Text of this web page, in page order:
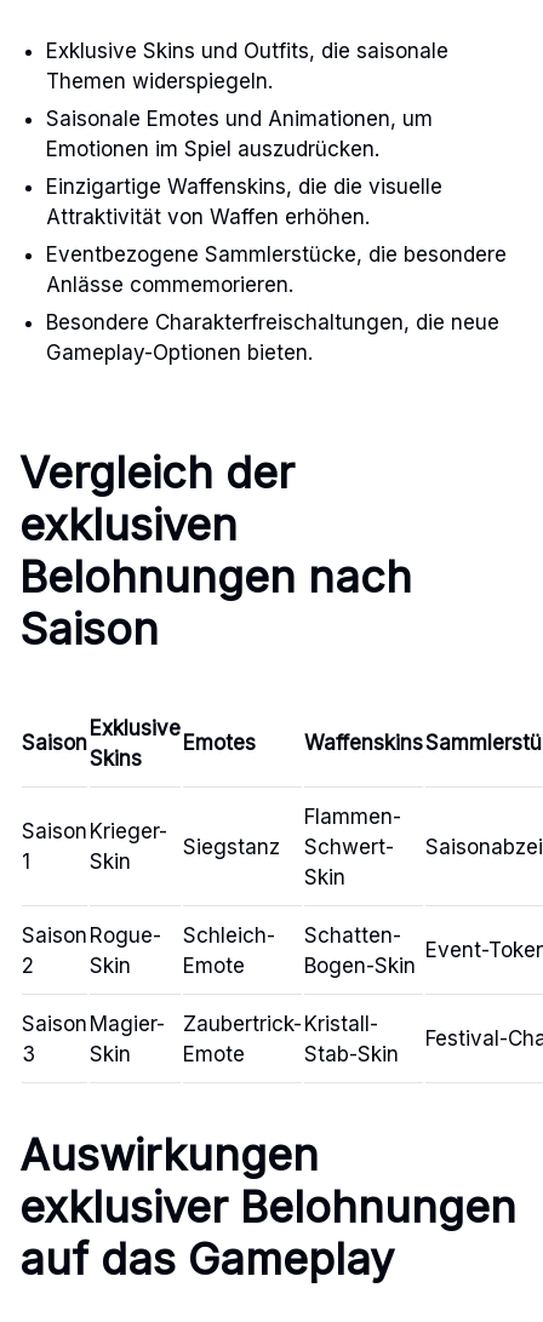
Exklusive Skins und Outfits, die saisonale
Themen widerspiegeln.
Saisonale Emotes und Animationen, um
Emotionen im Spiel auszudrücken.
Einzigartige Waffenskins, die die visuelle
Attraktivität von Waffen erhöhen.
Eventbezogene Sammlerstücke, die besondere
Anlässe commemorieren.
Besondere Charakterfreischaltungen, die neue
Gameplay-Optionen bieten.
Vergleich der
exklusiven
Belohnungen nach
Saison
Saison
Exklusive
Skins
Emotes Waffenskins
Saison
1
Krieger-
Skin
Siegstanz
Flammen-
Schwert-
Skin
Saison
2
Rogue-
Skin
Schleich-
Emote
Schatten-
Bogen-Skin
Event-
Saison
3
Magier-
Skin
Zaubertrick-
Emote
Kristall-
Stab-Skin
Festival-
Auswirkungen
exklusiver Belohnungen
auf das Gameplay